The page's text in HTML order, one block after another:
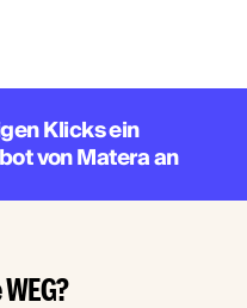
Klicks ein
von Matera an